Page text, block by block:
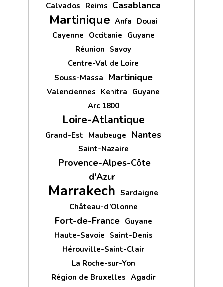
Calvados Reims Casablanca
Martinique Anfa Douai
Cayenne Occitanie Guyane
Réunion Savoy
Centre-Val de Loire
Souss-Massa Martinique
Valenciennes Kenitra Guyane
Arc 1800
Loire-Atlantique
Grand-Est Maubeuge Nantes
Saint-Nazaire
Provence-Alpes-Côte
d'Azur
Marrakech Sardaigne
Château-d’Olonne
Fort-de-France Guyane
Haute-Savoie Saint-Denis
Hérouville-Saint-Clair
La Roche-sur-Yon
Région de Bruxelles Agadir